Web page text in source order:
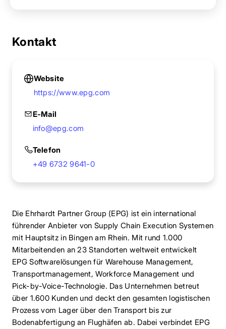
Kontakt
Website
https://www.epg.com
E-Mail
info@epg.com
Telefon
+49 6732 9641-0
Die Ehrhardt Partner Group (EPG) ist ein international
führender Anbieter von Supply Chain Execution Systemen
mit Hauptsitz in Bingen am Rhein. Mit rund 1.000
Mitarbeitenden an 23 Standorten weltweit entwickelt
EPG Softwarelösungen für Warehouse Management,
Transportmanagement, Workforce Management und
Pick-by-Voice-Technologie. Das Unternehmen betreut
über 1.600 Kunden und deckt den gesamten logistischen
Prozess vom Lager über den Transport bis zur
Bodenabfertigung an Flughäfen ab. Dabei verbindet EPG